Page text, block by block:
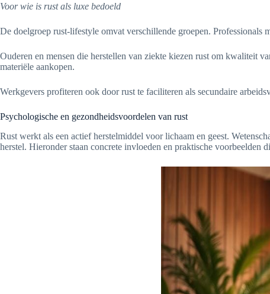
Voor wie is rust als luxe bedoeld
De doelgroep rust-lifestyle omvat verschillende groepen. Professionals
Ouderen en mensen die herstellen van ziekte kiezen rust om kwaliteit
materiële aankopen.
Werkgevers profiteren ook door rust te faciliteren als secundaire
Psychologische en gezondheidsvoordelen van rust
Rust werkt als een actief herstelmiddel voor lichaam en geest.
herstel. Hieronder staan concrete invloeden en praktische voorbeelden